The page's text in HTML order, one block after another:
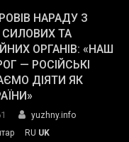
Street
Journal.
НАРАДУ З
СИЛОВИХ ТА
ОРГАНІВ: «НАШ
— РОСІЙСЬКІ
ДІЯТИ ЯК
yuzhny.info
on
RU UK